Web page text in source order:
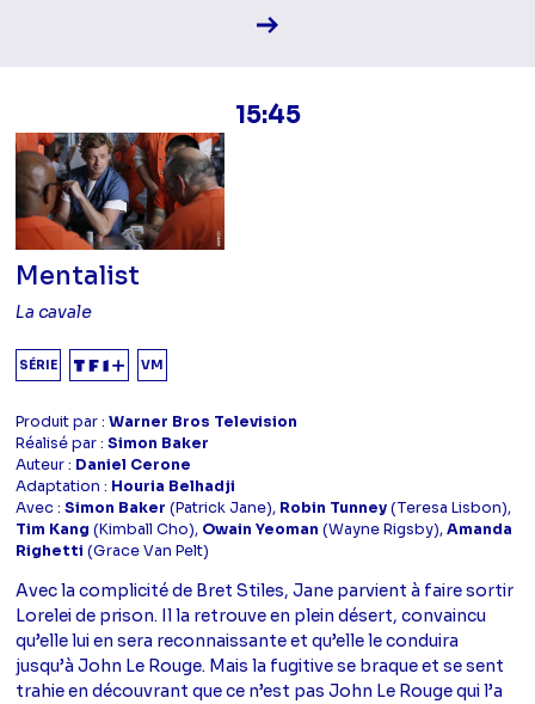
Voir la fiche diffusion
15:45
Mentalist
La cavale
SÉRIE VM
Produit par :Warner Bros Television
Réalisé par :Simon Baker
Auteur : Daniel Cerone
Adaptation : Houria Belhadji
Avec :Simon Baker (Patrick Jane), Robin Tunney(Teresa Lisbon),
Tim Kang (Kimball Cho), Owain Yeoman (Wayne Rigsby),Amanda
Righetti (Grace Van Pelt)
Avec la complicité de Bret Stiles, Jane parvient à faire sortir
Lorelei de prison. Il la retrouve en plein désert, convaincu
qu’elle lui en sera reconnaissante et qu’elle le conduira
jusqu’à John Le Rouge. Mais la fugitive se braque et se sent
trahie en découvrant que ce n’est pas John Le Rouge qui l’a